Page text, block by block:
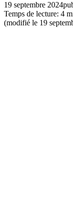
19 septembre 2024
Temps de lecture: 4
(modifié le 19